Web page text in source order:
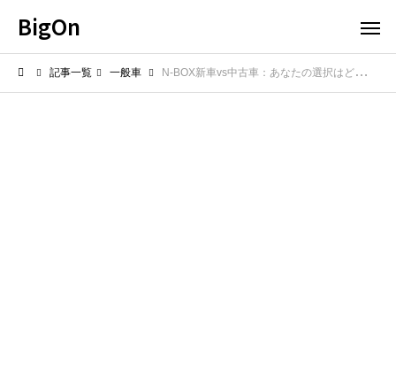
BigOn
記事一覧 一般車 N-BOX新車vs中古車：あなたの選択はどっち？